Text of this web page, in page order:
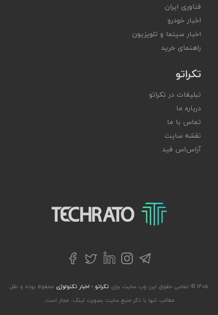
فناوری ایران
اخبار خودرو
اخبار سینما و تلویزیون
راهنمای خرید
تکراتو
تبلیغات در تکراتو
درباره ما
تماس با ما
نقشه سایت
آر‌اس‌اس فید
تکراتو – زندگی با تکنولوژی
تلگراماینستاگرام
لینکداینتوییترفیسبوک
۱۴۰۵ © تمامی حقوق این وب سایت برای تکراتو - اخبار تکنولوژی محفوظ بوده و نقل
مطالب تنها با ذکر منبع سایت بصورت لینک، مجاز است.